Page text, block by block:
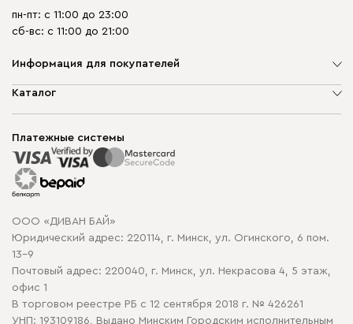
пн-пт: с 11:00 до 23:00
сб-вс: с 11:00 до 21:00
Информация для покупателей
О компании
Способы оплаты
Рассрочка и кредит
Гарантия
Карта сайта
Политика конфиденциальности
Политика в отношении обработки cookie
Каталог
Корпусная мебель
Распродажа мебели
Платежные системы
ООО «ДИВАН БАЙ»
Юридический адрес: 220114, г. Минск, ул. Огинского, 6 пом.
13-9
Почтовый адрес: 220040, г. Минск, ул. Некрасова 4, 5 этаж,
офис 1
В торговом реестре РБ с 12 сентября 2018 г. № 426261
УНП: 193109186, Выдано Минским Городским исполнительным